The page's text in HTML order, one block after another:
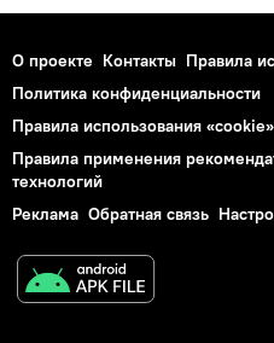
О проекте Контакты Правила
Политика конфиденциальности
Правила использования «cookie»
Правила применения
технологий
Реклама Обратная связь